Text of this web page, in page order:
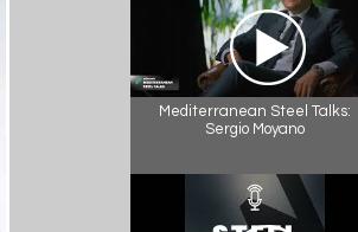
Mediterranean Steel Talks:
Sergio Moyano